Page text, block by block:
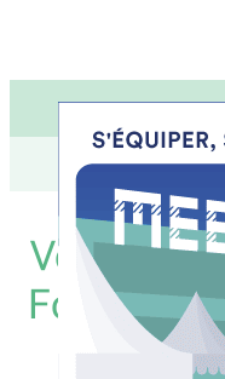
Venez
Foire de
27